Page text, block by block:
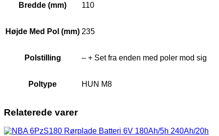
Bredde (mm) 110
Højde Med Pol (mm) 235
Polstilling – + Set fra enden med poler mod sig
Poltype HUN M8
Relaterede varer